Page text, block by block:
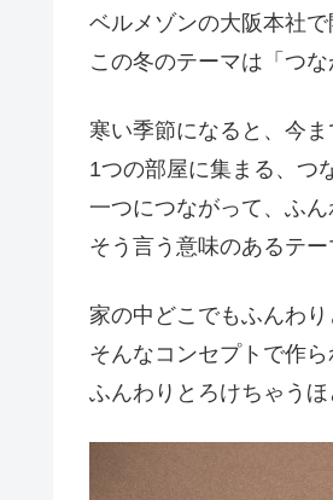
ベルメゾンの大阪本社で
この冬のテーマは「つ
寒い季節になると、今
1つの部屋に集まる、つ
一つにつながって、ふ
そう言う意味のあるテー
家の中どこでもふんわ
そんなコンセプトで作
ふんわりとろけちゃうほ